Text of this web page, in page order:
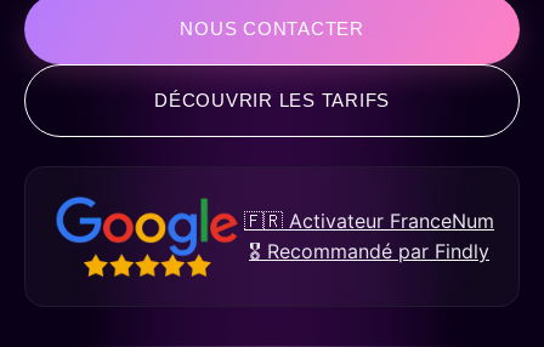
NOUS CONTACTER
DÉCOUVRIR LES TARIFS
🇫🇷 Activateur FranceNum
🎖️ Recommandé par Findly